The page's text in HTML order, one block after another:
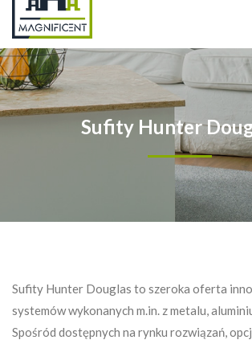
Sufity Hunter
Sufity Hunter Douglas to szeroka oferta
systemów wykonanych m.in. z metalu,
Spośród dostępnych na rynku rozwiązań,